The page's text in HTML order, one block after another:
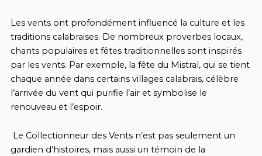
Les vents ont profondément influencé la culture et les
traditions calabraises. De nombreux proverbes locaux,
chants populaires et fêtes traditionnelles sont inspirés
par les vents. Par exemple, la fête du Mistral, qui se tient
chaque année dans certains villages calabrais, célèbre
l’arrivée du vent qui purifie l’air et symbolise le
renouveau et l’espoir.
Le Collectionneur des Vents n’est pas seulement un
gardien d’histoires, mais aussi un témoin de la